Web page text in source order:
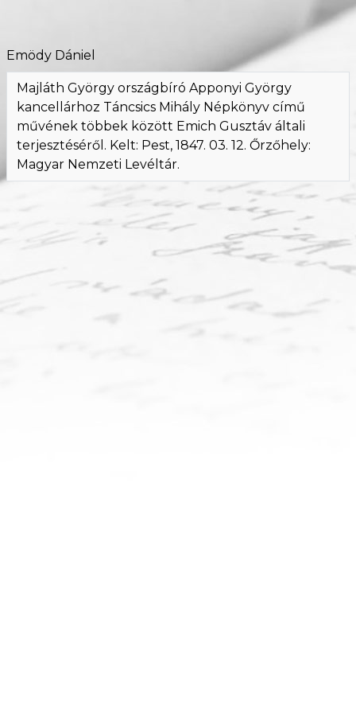
Emödy Dániel
Majláth György országbíró Apponyi György
kancellárhoz Táncsics Mihály Népkönyv című
művének többek között Emich Gusztáv általi
terjesztéséről. Kelt: Pest, 1847. 03. 12. Őrzőhely:
Magyar Nemzeti Levéltár.